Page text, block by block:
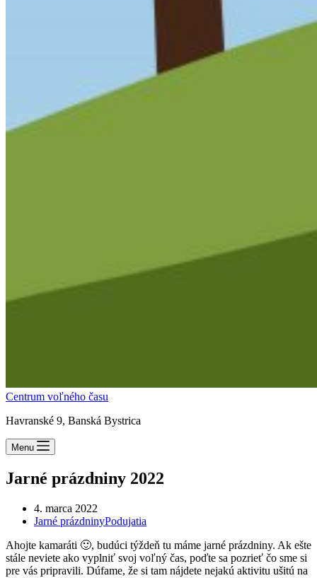
Centrum voľného času
Havranské 9, Banská Bystrica
Menu
Jarné prázdniny 2022
4. marca 2022
Jarné prázdninyPodujatia
Ahojte kamaráti 🙂, budúci týždeň tu máme jarné prázdniny. Ak ešte
stále neviete ako vyplniť svoj voľný čas, poďte sa pozrieť čo sme si
pre vás pripravili. Dúfame, že si tam nájdete nejakú aktivitu ušitú na